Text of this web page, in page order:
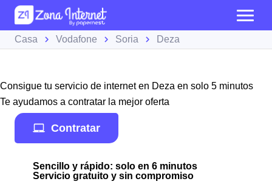
Casa Vodafone Soria Deza
Consigue tu servicio de internet en Deza en solo 5 minutos
Te ayudamos a contratar la mejor oferta
Contratar
Sencillo y rápido: solo en 6 minutos
Servicio gratuito y sin compromiso